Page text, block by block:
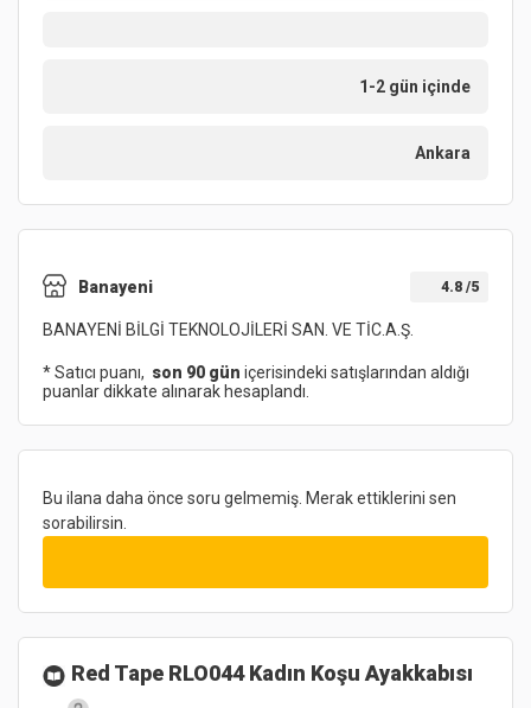
1-2 gün içinde
Ankara
Banayeni 4.8 /5
BANAYENİ BİLGİ TEKNOLOJİLERİ SAN. VE TİC.A.Ş.
* Satıcı puanı, son 90 gün içerisindeki satışlarından aldığı
puanlar dikkate alınarak hesaplandı.
Bu ilana daha önce soru gelmemiş. Merak ettiklerini sen
sorabilirsin.
Red Tape RLO044 Kadın Koşu Ayakkabısı